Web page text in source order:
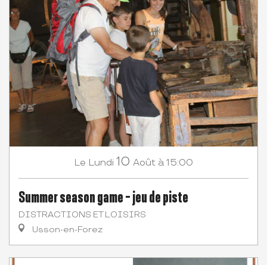
Le Lundi 10 Août à 15:00
Summer season game - jeu de piste
DISTRACTIONS ET LOISIRS
Usson-en-Forez